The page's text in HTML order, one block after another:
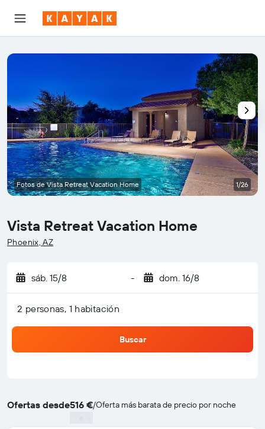
Vista Retreat Vacation Home
Categoría 0
Phoenix, AZ
sáb. 15/8 - dom. 16/8
2 personas, 1 habitación
Buscar
Ofertas desde516 €/Oferta más barata de precio por noche
Fotos de Vista Retreat Vacation Home 1/26